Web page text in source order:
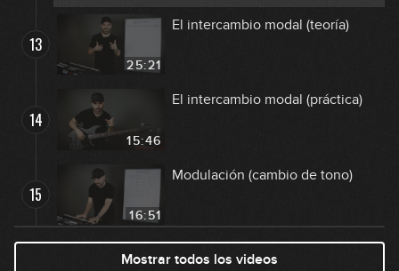
13
25:21
El intercambio modal (teoría)
14
15:46
El intercambio modal (práctica)
15
16:51
Modulación (cambio de tono)
Experimentando con acordes
Mostrar todos los videos